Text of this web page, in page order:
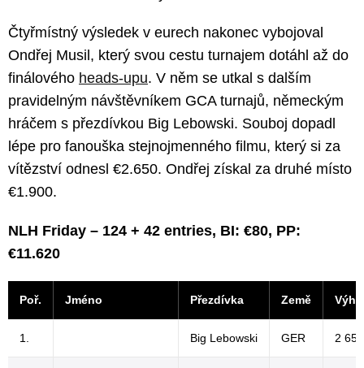
Čtyřmístný výsledek v eurech nakonec vybojoval
Ondřej Musil, který svou cestu turnajem dotáhl až do
finálového heads-upu. V něm se utkal s dalším
pravidelným návštěvníkem GCA turnajů, německým
hráčem s přezdívkou Big Lebowski. Souboj dopadl
lépe pro fanouška stejnojmenného filmu, který si za
vítězství odnesl €2.650. Ondřej získal za druhé místo
€1.900.
NLH Friday – 124 + 42 entries, BI: €80, PP:
€11.620
Poř. Jméno Přezdívka Země
1. Big Lebowski GER 2